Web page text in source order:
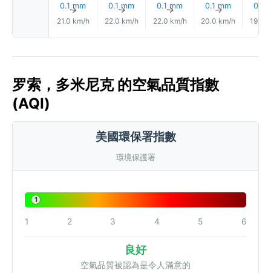
0.1 mm
↑
21.0 km/h
0.1 mm
↑
22.0 km/h
0.1 mm
↑
22.0 km/h
0.1 mm
↑
20.0 km/h
0.1
19.0
罗索，多米尼克 的空氣品質指數
(AQI)
美國環保署指數
環境保護署
1
1 2 3 4 5 6
良好
空氣品質被認為是令人滿意的